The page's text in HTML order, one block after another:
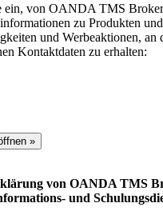
ein, von OANDA TMS
zu Produkten
und Werbeaktionen, an
Kontaktdaten zu erhalten:
»
von OANDA TMS
und